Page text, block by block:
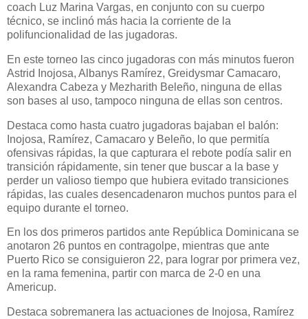
coach Luz Marina Vargas, en conjunto con su cuerpo
técnico, se inclinó más hacia la corriente de la
polifuncionalidad de las jugadoras.
En este torneo las cinco jugadoras con más minutos fueron
Astrid Inojosa, Albanys Ramírez, Greidysmar Camacaro,
Alexandra Cabeza y Mezharith Beleño, ninguna de ellas
son bases al uso, tampoco ninguna de ellas son centros.
Destaca como hasta cuatro jugadoras bajaban el balón:
Inojosa, Ramírez, Camacaro y Beleño, lo que permitía
ofensivas rápidas, la que capturara el rebote podía salir en
transición rápidamente, sin tener que buscar a la base y
perder un valioso tiempo que hubiera evitado transiciones
rápidas, las cuales desencadenaron muchos puntos para el
equipo durante el torneo.
En los dos primeros partidos ante República Dominicana se
anotaron 26 puntos en contragolpe, mientras que ante
Puerto Rico se consiguieron 22, para lograr por primera vez,
en la rama femenina, partir con marca de 2-0 en una
Americup.
Destaca sobremanera las actuaciones de Inojosa, Ramírez